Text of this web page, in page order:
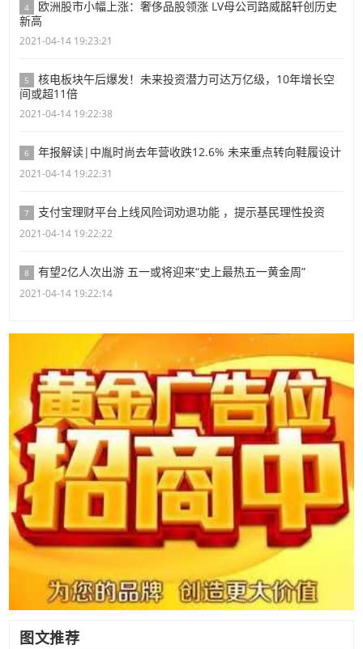
4
欧洲股市小幅上涨：奢侈品股领涨 LV母公司路威酩轩创历史
新高
2021-04-14 19:23:21
5
核电板块午后爆发！未来投资潜力可达万亿级，10年增长空
间或超11倍
2021-04-14 19:22:38
6 年报解读|中胤时尚去年营收跌12.6% 未来重点转向鞋履设计
2021-04-14 19:22:31
7 支付宝理财平台上线风险词劝退功能 ，提示基民理性投资
2021-04-14 19:22:22
8 有望2亿人次出游 五一或将迎来“史上最热五一黄金周”
2021-04-14 19:22:14
图文推荐